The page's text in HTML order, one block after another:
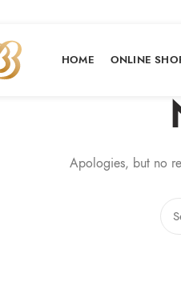
HOME ONLINE
Apologies, but no